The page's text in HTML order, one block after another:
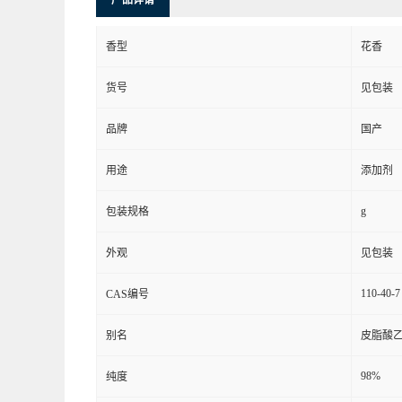
香型 花香
货号 见包装
品牌 国产
用途 添加剂
包装规格 g
外观 见包装
CAS编号 110-40-7
别名 皮脂酸
纯度 98%